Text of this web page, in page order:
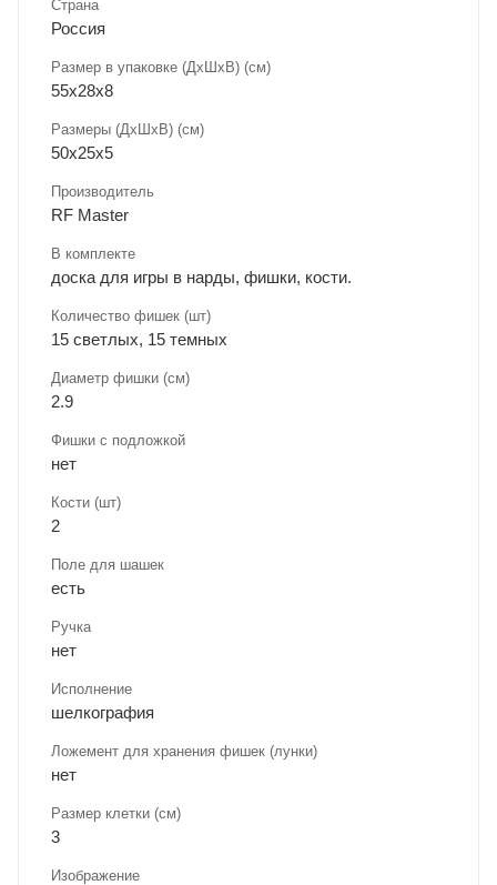
Страна
Россия
Размер в упаковке (ДхШxВ) (см)
55х28х8
Размеры (ДxШxВ) (см)
50х25х5
Производитель
RF Master
В комплекте
доска для игры в нарды, фишки, кости.
Количество фишек (шт)
15 светлых, 15 темных
Диаметр фишки (см)
2.9
Фишки с подложкой
нет
Кости (шт)
2
Поле для шашек
есть
Ручка
нет
Исполнение
шелкография
Ложемент для хранения фишек (лунки)
нет
Размер клетки (см)
3
Изображение